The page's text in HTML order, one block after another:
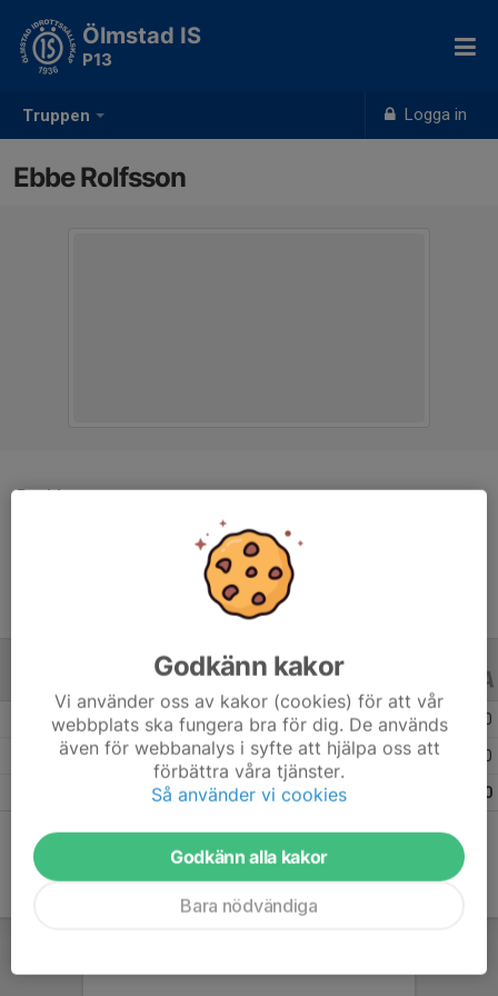
Truppen Logga in
Ölmstad IS
P13
Ebbe Rolfsson
Position
-
12 år
ALLA ÅR
Säsongen 25/26 11 0 0
Säsongen 24/25 10 0
0
Godkänn kakor
Vi använder oss av kakor (cookies) för att vår
webbplats ska fungera bra för dig. De används
även för webbanalys i syfte att hjälpa oss att
förbättra våra tjänster.
Så använder vi cookies
Godkänn alla kakor
Bara nödvändiga